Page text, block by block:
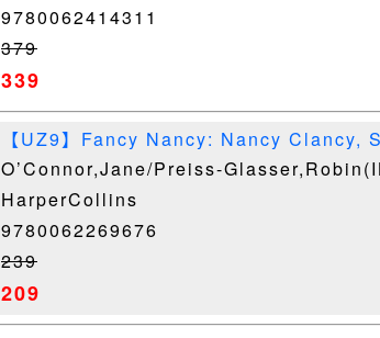
9780062414311
379
339
【UZ9】Fancy Nancy: Nancy Clancy,
Mania_O’Connor, Jane/ Preiss
O’Connor,Jane/Preiss-
HarperCollins
9780062269676
239
209